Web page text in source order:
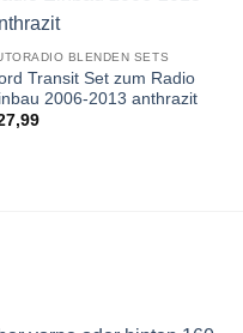
BLENDEN SETS
Transit Set zum Radio
2006-2013 anthrazit